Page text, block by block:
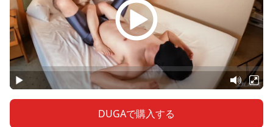
DUGAで購入する